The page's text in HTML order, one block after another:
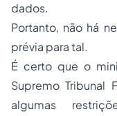
dados.
Portanto, não há
prévia para tal.
É certo que o
Supremo Tribunal
algumas